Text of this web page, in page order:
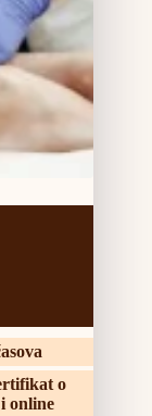
o
online